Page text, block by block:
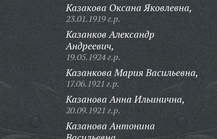
Казакова Оксана Яковлевна,
23.01.1919 г.р.
Казанков Александр
Андреевич,
19.05.1924 г.р.
Казанкова Мария Васильевна,
17.06.1921 г.р.
Казанова Анна Ильинична,
20.09.1921 г.р.
Казанова Антонина